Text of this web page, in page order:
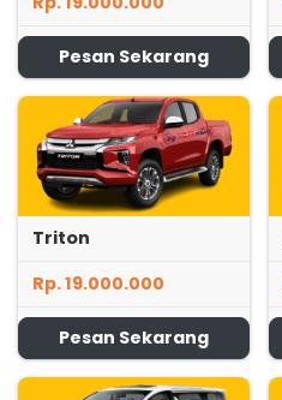
Pesan Sekarang
Triton
Rp. 19.000.000
Pesan Sekarang